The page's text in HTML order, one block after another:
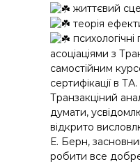
життєвий
теорія
асоціаціями з
самостійним
сертифікації в
Транзакціний
думати,
відкрито
Е. Берн,
робити все